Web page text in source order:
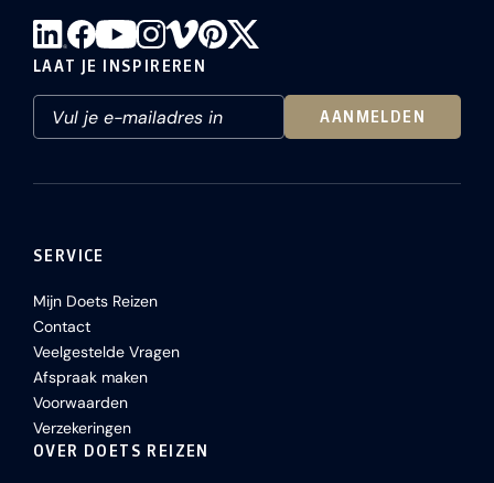
LAAT JE INSPIREREN
AANMELDEN
SERVICE
Mijn Doets Reizen
Contact
Veelgestelde Vragen
Afspraak maken
Voorwaarden
Verzekeringen
OVER DOETS REIZEN